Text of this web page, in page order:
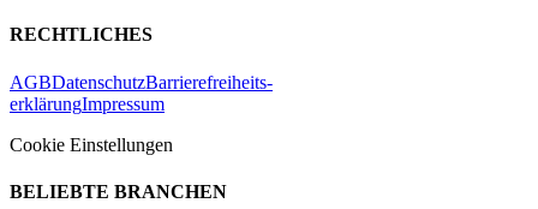
RECHTLICHES
AGBDatenschutzBarrierefreiheits-
erklärungImpressum
Cookie Einstellungen
BELIEBTE BRANCHEN